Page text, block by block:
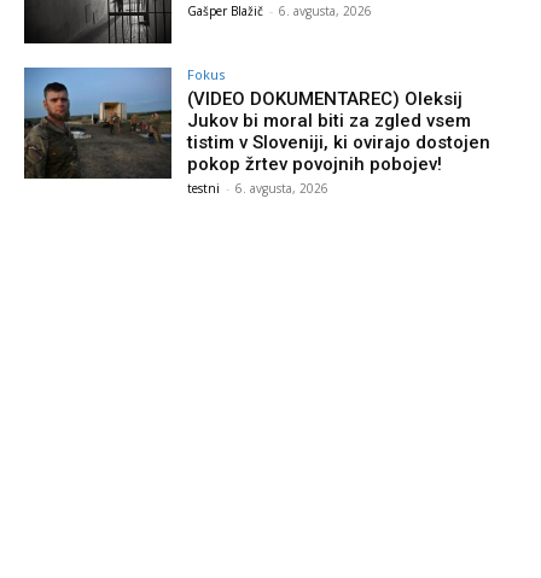
Gašper Blažič - 6. avgusta, 2026
Fokus
(VIDEO DOKUMENTAREC) Oleksij
Jukov bi moral biti za zgled vsem
tistim v Sloveniji, ki ovirajo dostojen
pokop žrtev povojnih pobojev!
testni - 6. avgusta, 2026